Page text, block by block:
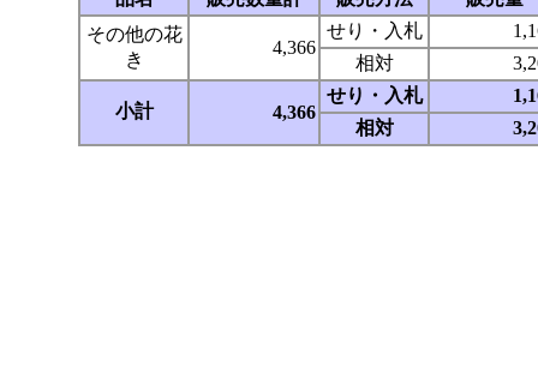
その他の花
き
4,366
せり・入札
相対
小計 4,366
せり・入札
相対